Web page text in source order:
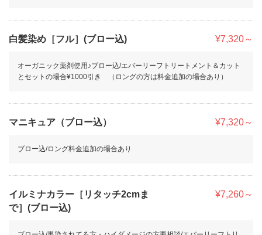
白髪染め［フル］(ブロー込) ¥7,320～
オーガニック薬剤使用♪ブロー込/エバーリーフトリートメント＆カット
とセットの場合¥1000引き （ロングの方は料金追加の場合あり）
マニキュア（ブロー込） ¥7,320～
ブロー込/ロング料金追加の場合あり
イルミナカラー［リタッチ2cmま
で］(ブロー込)
¥7,260～